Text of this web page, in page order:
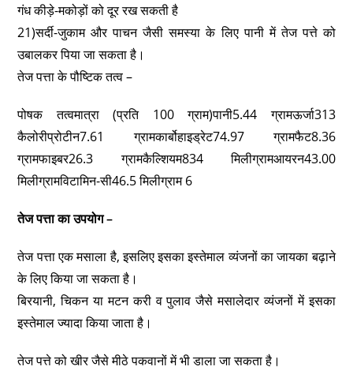
गंध कीड़े-मकोड़ों को दूर रख सकती है
21)सर्दी-जुकाम और पाचन जैसी समस्या के लिए पानी में तेज पत्ते को
उबालकर पिया जा सकता है।
तेज पत्ता के पौष्टिक तत्व –
पोषक तत्वमात्रा (प्रति 100 ग्राम)पानी5.44 ग्रामऊर्जा313
कैलोरीप्रोटीन7.61 ग्रामकार्बोहाइड्रेट74.97 ग्रामफैट8.36
ग्रामफाइबर26.3 ग्रामकैल्शियम834 मिलीग्रामआयरन43.00
मिलीग्रामविटामिन-सी46.5 मिलीग्राम 6
तेज पत्ता का उपयोग –
तेज पत्ता एक मसाला है, इसलिए इसका इस्तेमाल व्यंजनों का जायका बढ़ाने
के लिए किया जा सकता है।
बिरयानी, चिकन या मटन करी व पुलाव जैसे मसालेदार व्यंजनों में इसका
इस्तेमाल ज्यादा किया जाता है।
तेज पत्ते को खीर जैसे मीठे पकवानों में भी डाला जा सकता है।